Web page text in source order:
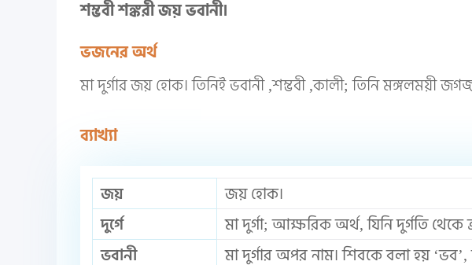
শম্ভবী শঙ্করী জয় ভবানী।
ভজনের অর্থ
মা দুর্গার জয় হোক। তিনিই ভবানী ,শম্ভবী ,কালী; তিনি মঙ্গলময়ী
ব্যাখ্যা
জয়
জয় হোক।
দুর্গে
মা দুর্গা; আক্ষরিক অর্থ, যিনি দুর্গতি থেকে
ভবানী
মা দুর্গার অপর নাম। শিবকে বলা হয় ‘ভব’,